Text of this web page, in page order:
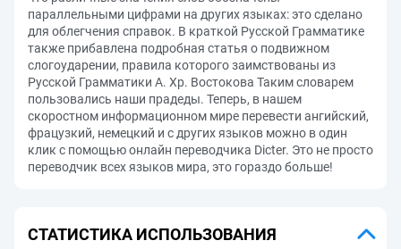
параллельными цифрами на других языках: это сделано
для облегчения справок. В краткой Русской Грамматике
также прибавлена подробная статья о подвижном
слогоударении, правила которого заимствованы из
Русской Грамматики А. Хр. Востокова Таким словарем
пользовались наши прадеды. Теперь, в нашем
скоростном информационном мире перевести ангийский,
фрацузкий, немецкий и с других языков можно в один
клик с помощью онлайн переводчика Dicter. Это не просто
переводчик всех языков мира, это гораздо больше!
СТАТИСТИКА ИСПОЛЬЗОВАНИЯ